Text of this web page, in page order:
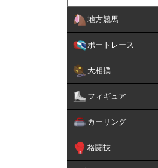
地方競馬
ボートレース
大相撲
フィギュア
カーリング
格闘技